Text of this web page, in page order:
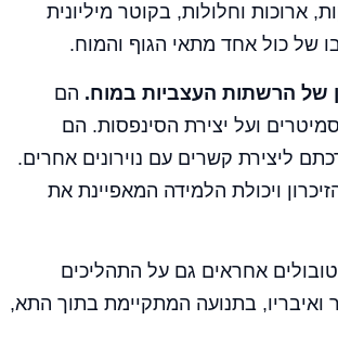
ארוכות וחלולות, בקוטר מיליונית
של כול אחד מתאי הגוף והמוח.
של הרשתות העצביות במוח. הם
ועל יצירת הסינפסות. הם
ליצירת קשרים עם נוירונים אחרים.
ויכולת הלמידה המאפיינת את
אחראים גם על התהליכים
בתנועה המתקיימת בתוך התא,